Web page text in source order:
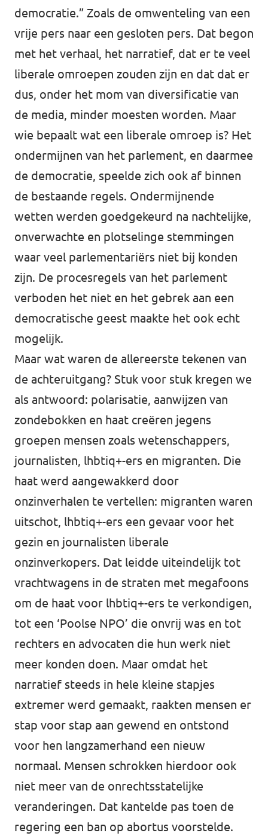
democratie.” Zoals de omwenteling van een
vrije pers naar een gesloten pers. Dat begon
met het verhaal, het narratief, dat er te veel
liberale omroepen zouden zijn en dat dat er
dus, onder het mom van diversificatie van
de media, minder moesten worden. Maar
wie bepaalt wat een liberale omroep is? Het
ondermijnen van het parlement, en daarmee
de democratie, speelde zich ook af binnen
de bestaande regels. Ondermijnende
wetten werden goedgekeurd na nachtelijke,
onverwachte en plotselinge stemmingen
waar veel parlementariërs niet bij konden
zijn. De procesregels van het parlement
verboden het niet en het gebrek aan een
democratische geest maakte het ook echt
mogelijk.
Maar wat waren de allereerste tekenen van
de achteruitgang? Stuk voor stuk kregen we
als antwoord: polarisatie, aanwijzen van
zondebokken en haat creëren jegens
groepen mensen zoals wetenschappers,
journalisten, lhbtiq+-ers en migranten. Die
haat werd aangewakkerd door
onzinverhalen te vertellen: migranten waren
uitschot, lhbtiq+-ers een gevaar voor het
gezin en journalisten liberale
onzinverkopers. Dat leidde uiteindelijk tot
vrachtwagens in de straten met megafoons
om de haat voor lhbtiq+-ers te verkondigen,
tot een ‘Poolse NPO’ die onvrij was en tot
rechters en advocaten die hun werk niet
meer konden doen. Maar omdat het
narratief steeds in hele kleine stapjes
extremer werd gemaakt, raakten mensen er
stap voor stap aan gewend en ontstond
voor hen langzamerhand een nieuw
normaal. Mensen schrokken hierdoor ook
niet meer van de onrechtsstatelijke
veranderingen. Dat kantelde pas toen de
regering een ban op abortus voorstelde.